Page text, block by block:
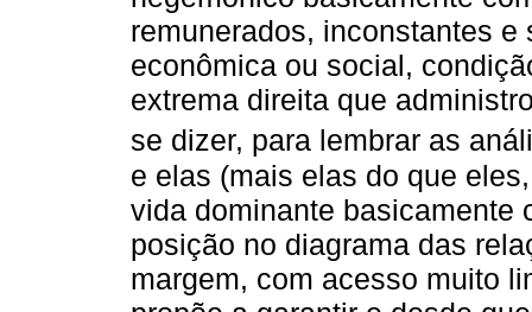
remunerados, inconstantes
econômica ou social,
extrema direita que
se dizer, para lembrar as
e elas (mais elas do que
vida dominante basicamente
posição no diagrama das
margem, com acesso muito